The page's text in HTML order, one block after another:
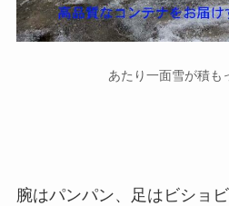
あたり一面雪が積も
腕はパンパン、足はビショ